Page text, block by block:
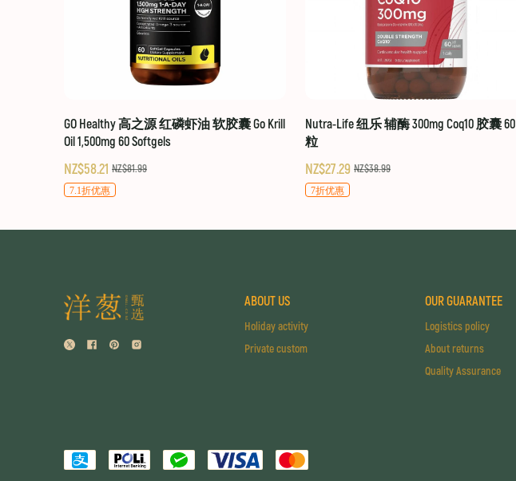
GO Healthy 高之源 红磷虾油 软胶囊 Go Krill
Oil 1,500mg 60 Softgels
NZ$58.21 NZ$81.99
7.1折优惠
Nutra-Life 纽乐 辅酶 300mg Coq10 胶囊 60
粒
NZ$27.29 NZ$38.99
7折优惠
ABOUT US
Holiday activity
Private custom
OUR GUARANTEE
Logistics policy
About returns
Quality Assurance